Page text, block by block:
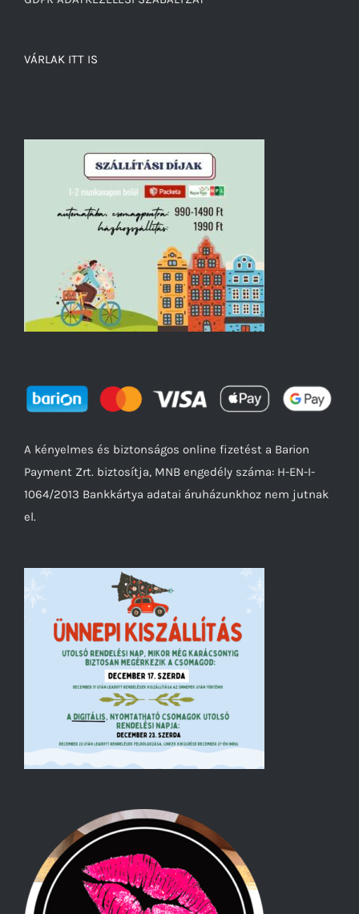
VÁRLAK ITT IS
A kényelmes és biztonságos online fizetést a Barion
Payment Zrt. biztosítja, MNB engedély száma: H-EN-I-
1064/2013 Bankkártya adatai áruházunkhoz nem jutnak
el.